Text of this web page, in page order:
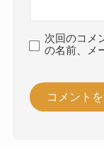
次回のコメ
の名前、メ